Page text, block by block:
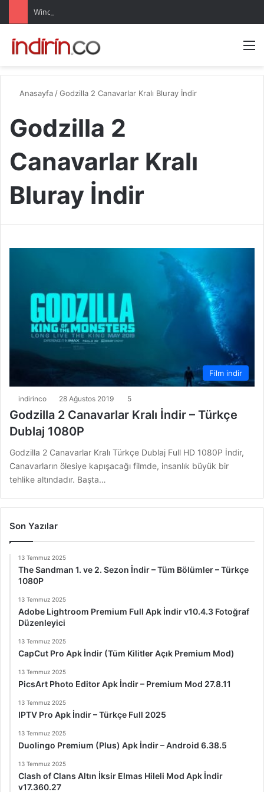
Windows 10 Pro indir – Türkçe – Güncel 2025
Anasayfa /Godzilla 2 Canavarlar Kralı Bluray İndir
Godzilla 2
Canavarlar Kralı
Bluray İndir
Film indir
indirinco 28 Ağustos 2019 5
Godzilla 2 Canavarlar Kralı İndir – Türkçe
Dublaj 1080P
Godzilla 2 Canavarlar Kralı Türkçe Dublaj Full HD 1080P İndir,
Canavarların ölesiye kapışacağı filmde, insanlık büyük bir
tehlike altındadır. Başta…
Son Yazılar
13 Temmuz 2025
The Sandman 1. ve 2. Sezon İndir – Tüm Bölümler – Türkçe
1080P
13 Temmuz 2025
Adobe Lightroom Premium Full Apk İndir v10.4.3 Fotoğraf
Düzenleyici
13 Temmuz 2025
CapCut Pro Apk İndir (Tüm Kilitler Açık Premium Mod)
13 Temmuz 2025
PicsArt Photo Editor Apk İndir – Premium Mod 27.8.11
13 Temmuz 2025
IPTV Pro Apk İndir – Türkçe Full 2025
13 Temmuz 2025
Duolingo Premium (Plus) Apk İndir – Android 6.38.5
13 Temmuz 2025
Clash of Clans Altın İksir Elmas Hileli Mod Apk İndir
v17.360.27